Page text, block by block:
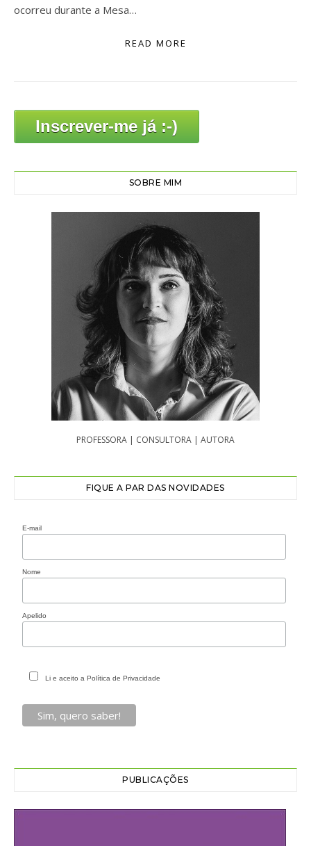
ocorreu durante a Mesa…
READ MORE
Inscrever-me já :-)
SOBRE MIM
PROFESSORA | CONSULTORA | AUTORA
FIQUE A PAR DAS NOVIDADES
E-mail
Nome
Apelido
Li e aceito a Política de Privacidade
PUBLICAÇÕES